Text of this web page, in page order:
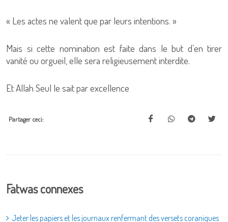
« Les actes ne valent que par leurs intentions. »
Mais si cette nomination est faite dans le but d’en tirer
vanité ou orgueil, elle sera religieusement interdite.
Et Allah Seul le sait par excellence
Partager ceci:
Fatwas connexes
Jeter les papiers et les journaux renfermant des versets coraniques